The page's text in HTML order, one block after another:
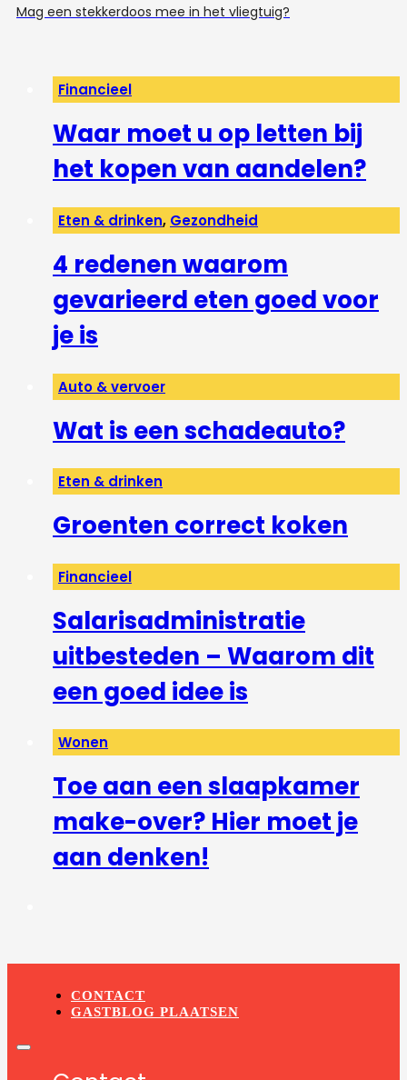
Mag een stekkerdoos mee in het vliegtuig?
Financieel
Waar moet u op letten bij
het kopen van aandelen?
Eten & drinken, Gezondheid
4 redenen waarom
gevarieerd eten goed voor
je is
Auto & vervoer
Wat is een schadeauto?
Eten & drinken
Groenten correct koken
Financieel
Salarisadministratie
uitbesteden – Waarom dit
een goed idee is
Wonen
Toe aan een slaapkamer
make-over? Hier moet je
aan denken!
CONTACT
GASTBLOG PLAATSEN